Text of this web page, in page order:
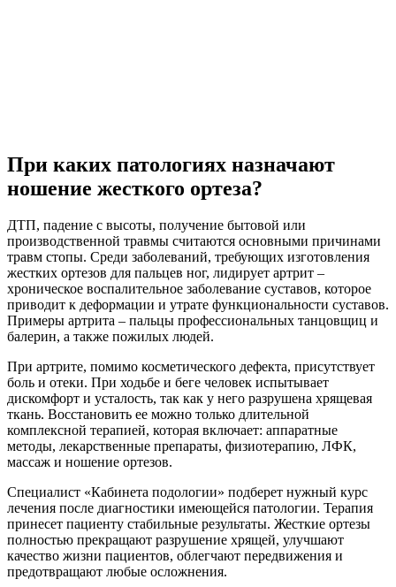
При каких патологиях назначают
ношение жесткого ортеза?
ДТП, падение с высоты, получение бытовой или
производственной травмы считаются основными причинами
травм стопы. Среди заболеваний, требующих изготовления
жестких ортезов для пальцев ног, лидирует артрит –
хроническое воспалительное заболевание суставов, которое
приводит к деформации и утрате функциональности суставов.
Примеры артрита – пальцы профессиональных танцовщиц и
балерин, а также пожилых людей.
При артрите, помимо косметического дефекта, присутствует
боль и отеки. При ходьбе и беге человек испытывает
дискомфорт и усталость, так как у него разрушена хрящевая
ткань. Восстановить ее можно только длительной
комплексной терапией, которая включает: аппаратные
методы, лекарственные препараты, физиотерапию, ЛФК,
массаж и ношение ортезов.
Специалист «Кабинета подологии» подберет нужный курс
лечения после диагностики имеющейся патологии. Терапия
принесет пациенту стабильные результаты. Жесткие ортезы
полностью прекращают разрушение хрящей, улучшают
качество жизни пациентов, облегчают передвижения и
предотвращают любые осложнения.